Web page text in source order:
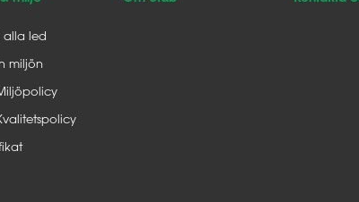
alla led
miljön